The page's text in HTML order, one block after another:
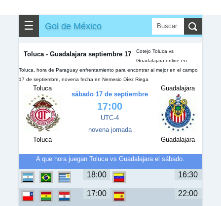
☰ Gol de México
Toluca - Guadalajara septiembre 17
Cotejo Toluca vs
Guadalajara online en
Toluca, hora de Paraguay enfrentamiento para encontrar al mejor en el campo
17 de septiembre, novena fecha en Nemesio Díez Riega
Toluca
Toluca
sábado 17 de septiembre
17:00
UTC-4
novena jornada
Guadalajara
Guadalajara
A que hora juegan Toluca vs Guadalajara el sábado.
18:00 16:30
17:00 22:00